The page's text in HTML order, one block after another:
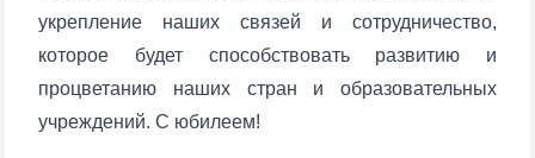
укрепление наших связей и сотрудничество,
которое будет способствовать развитию и
процветанию наших стран и образовательных
учреждений. С юбилеем!